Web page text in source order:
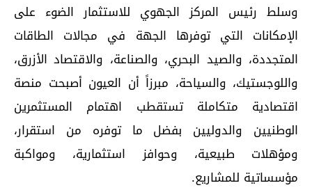
وسلط رئيس المركز الجهوي للاستثمار الضوء على
الإمكانات التي توفرها الجهة في مجالات الطاقات
المتجددة، والصيد البحري، والصناعة، والاقتصاد الأزرق،
واللوجستيك، والسياحة، مبرزاً أن العيون أصبحت منصة
اقتصادية متكاملة تستقطب اهتمام المستثمرين
الوطنيين والدوليين بفضل ما توفره من استقرار،
ومؤهلات طبيعية، وحوافز استثمارية، ومواكبة
مؤسساتية للمشاريع.